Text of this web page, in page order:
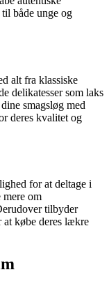
både unge og
alt fra klassiske
delikatesser som laks
smagsløg med
deres kvalitet og
for at deltage i
om
tilbyder
at købe deres lækre